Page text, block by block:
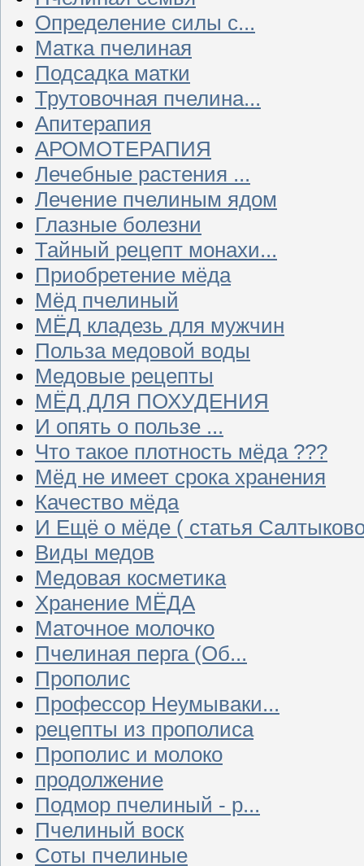
Определение силы с...
Матка пчелиная
Подсадка матки
Трутовочная пчелина...
Апитерапия
АРОМОТЕРАПИЯ
Лечебные растения ...
Лечение пчелиным ядом
Глазные болезни
Тайный рецепт монахи...
Приобретение мёда
Мёд пчелиный
МЁД кладезь для мужчин
Польза медовой воды
Медовые рецепты
МЁД ДЛЯ ПОХУДЕНИЯ
И опять о пользе ...
Что такое плотность мёда ???
Мёд не имеет срока хранения
Качество мёда
И Ещё о мёде ( статья
Виды медов
Медовая косметика
Хранение МЁДА
Маточное молочко
Пчелиная перга (Об...
Прополис
Профессор Неумываки...
рецепты из прополиса
Прополис и молоко
продолжение
Подмор пчелиный - р...
Пчелиный воск
Соты пчелиные